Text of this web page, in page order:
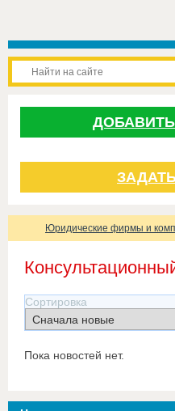
Юридические фирмы и
Сортировка
Пока новостей нет.